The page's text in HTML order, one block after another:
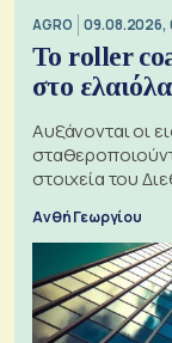
AGRO 09.08.2026,
Το roller
στο
Αυξάνονται οι
στοιχεία του
Ανθή Γεωργίου